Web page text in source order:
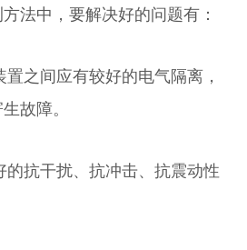
法中，要解决好的问题有：
之间应有较好的电气隔离，
故障。
的抗干扰、抗冲击、抗震动性